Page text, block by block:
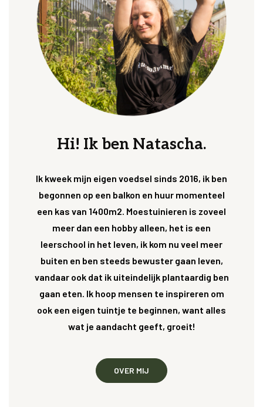
Hi! Ik ben Natascha.
Ik kweek mijn eigen voedsel sinds 2016, ik ben
begonnen op een balkon en huur momenteel
een kas van 1400m2. Moestuinieren is zoveel
meer dan een hobby alleen, het is een
leerschool in het leven, ik kom nu veel meer
buiten en ben steeds bewuster gaan leven,
vandaar ook dat ik uiteindelijk plantaardig ben
gaan eten. Ik hoop mensen te inspireren om
ook een eigen tuintje te beginnen, want alles
wat je aandacht geeft, groeit!
OVER MIJ